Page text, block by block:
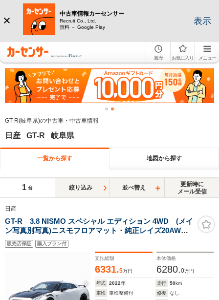
中古車情報カーセンサー
Recruit Co., Ltd.
無料 － Google Play
表示
履歴 お気に入り メニュー
GT-R(岐阜県)の中古車・中古車情報
日産 GT-R 岐阜県
一覧から探す 地図から探す
1 台 絞り込み 並べ替え
更新時に
メール受信
日産
GT-R 3.8 NISMO スペシャル エディション 4WD (メイ
ン写真別写真)ニスモフロアマット・純正レイズ20AW・
純正OPホイールロックナット・専用レカロシート・前後
ソナー・禁煙車・フルセグナビTV・Bカメラ・1オナ・
販売店保証 購入プラン付
支払総額
6331.5万円
本体価格
6280.0万円
年式 2022年 走行 50km
車検
車検整備付 修復
なし